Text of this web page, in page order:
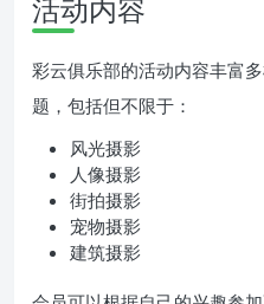
活动内容
彩云俱乐部的活动内容丰富
题，包括但不限于：
风光摄影
人像摄影
街拍摄影
宠物摄影
建筑摄影